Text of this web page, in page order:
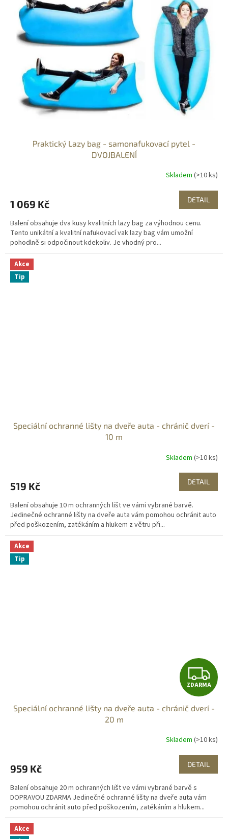
Praktický Lazy bag - samonafukovací pytel -
DVOJBALENÍ
Skladem (>10 ks)
1 069 Kč DETAIL
Balení obsahuje dva kusy kvalitních lazy bag za výhodnou cenu.
Tento unikátní a kvalitní nafukovací vak lazy bag vám umožní
pohodlně si odpočinout kdekoliv. Je vhodný pro...
Akce
Tip
Speciální ochranné lišty na dveře auta - chránič dverí -
10 m
Skladem (>10 ks)
519 Kč DETAIL
Balení obsahuje 10 m ochranných lišt ve vámi vybrané barvě.
Jedinečné ochranné lišty na dveře auta vám pomohou ochránit auto
před poškozením, zatékáním a hlukem z větru při...
Akce
Tip
Z
D
A
R
M
A
ZDARMA
Speciální ochranné lišty na dveře auta - chránič dverí -
20 m
Skladem (>10 ks)
959 Kč DETAIL
Balení obsahuje 20 m ochranných lišt ve vámi vybrané barvě s
DOPRAVOU ZDARMA Jedinečné ochranné lišty na dveře auta vám
pomohou ochránit auto před poškozením, zatékáním a hlukem...
Akce